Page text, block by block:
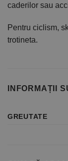
caderilor sau
Pentru ciclism,
trotineta.
INFORMAȚII
GREUTATE